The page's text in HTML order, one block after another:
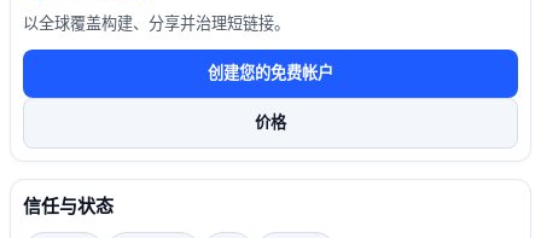
以全球覆盖构建、分享并治理短链接。
创建您的免费帐户
价格
信任与状态